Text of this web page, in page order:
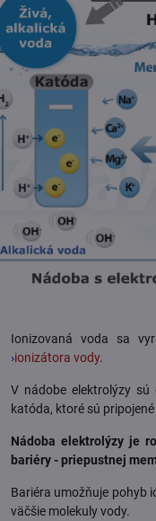
Ionizovaná voda sa
›ionizátora vody.
V nádobe elektrolýzy
katóda, ktoré sú
Nádoba elektrolýzy je
bariéry - priepustnej
Bariéra umožňuje pohyb
väčšie molekuly vody.